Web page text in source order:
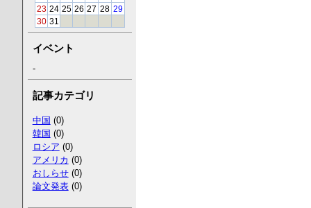
23 24 25 26 27 28 29
30 31
イベント
-
記事カテゴリ
中国 (0)
韓国 (0)
ロシア (0)
アメリカ (0)
おしらせ(0)
論文発表(0)